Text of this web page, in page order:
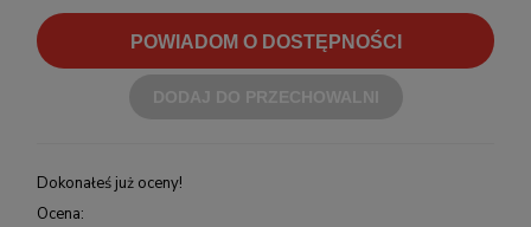
POWIADOM O DOSTĘPNOŚCI
Dokonałeś już oceny!
Ocena: